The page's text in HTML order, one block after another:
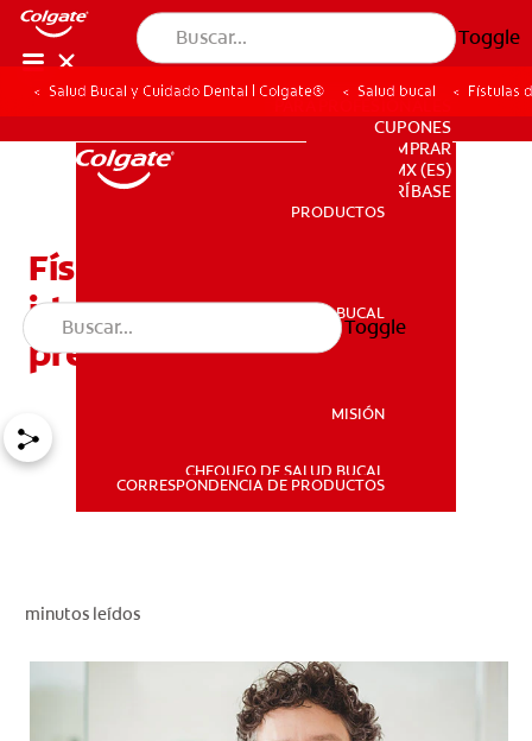
Toggle
PRODUCTOS
SALUD BUCAL
PARA PROFESIONALES
PARA PROFESIONALES
CUPONES
DONDE COMPRAR
MX (ES)
SUSCRÍBASE
PRODUCTOS
SALUD BUCAL
MISIÓN
CHEQUEO DE SALUD BUCAL
CORRESPONDENCIA DE PRODUCTOS
Toggle
Salud Bucal y Cuidado Dental | Colgate® Salud bucal Fístulas
Fístulas dentales: Cómo
identificarlas, tratarlas y
prevenirlas
minutos leídos